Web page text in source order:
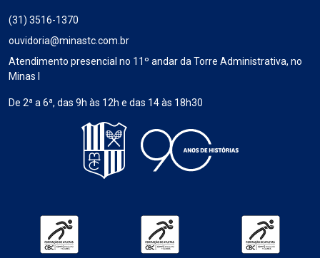
(31) 3516-1370
ouvidoria@minastc.com.br
Atendimento presencial no 11º andar da Torre Administrativa, no
Minas I
De 2ª a 6ª, das 9h às 12h e das 14 às 18h30